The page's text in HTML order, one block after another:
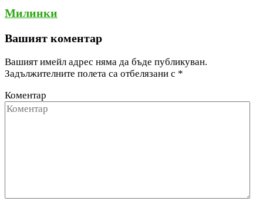
Милинки
Вашият коментар
Вашият имейл адрес няма да бъде публикуван.
Задължителните полета са отбелязани с *
Коментар